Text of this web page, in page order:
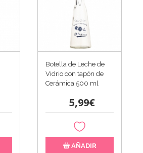
Botella de Leche de
Vidrio con tapón de
Cerámica 500 ml
5,99€
AÑADIR